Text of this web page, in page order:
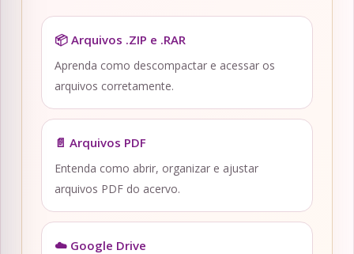
📦 Arquivos .ZIP e .RAR
Aprenda como descompactar e acessar os
arquivos corretamente.
📄 Arquivos PDF
Entenda como abrir, organizar e ajustar
arquivos PDF do acervo.
☁️ Google Drive